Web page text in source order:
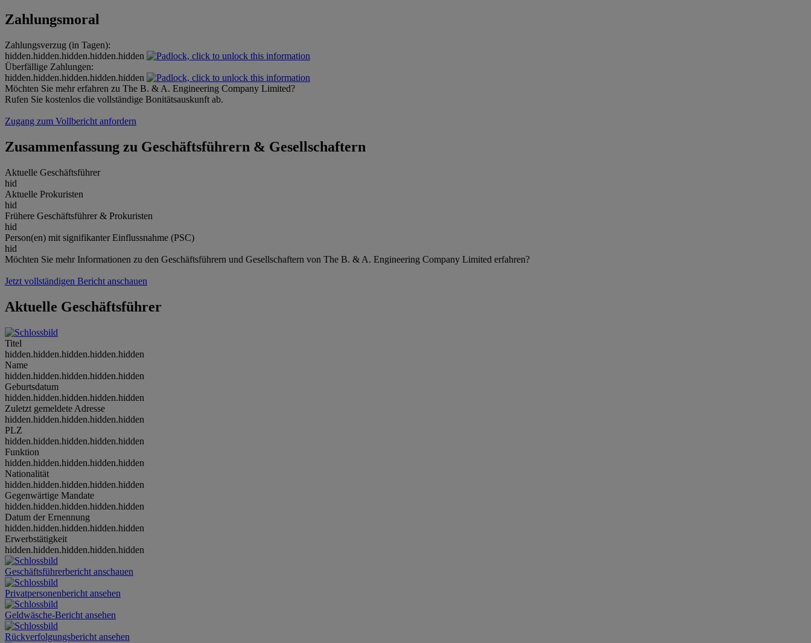
Zahlungsmoral
Zahlungsverzug (in Tagen):
hidden.hidden.hidden.hidden.hidden
Überfällige Zahlungen:
hidden.hidden.hidden.hidden.hidden
Möchten Sie mehr erfahren zu The B. & A. Engineering Company Limited?
Rufen Sie kostenlos die vollständige Bonitätsauskunft ab.
Zugang zum Vollbericht anfordern
Zusammenfassung zu Geschäftsführern & Gesellschaftern
Aktuelle Geschäftsführer
hid
Aktuelle Prokuristen
hid
Frühere Geschäftsführer & Prokuristen
hid
Person(en) mit signifikanter Einflussnahme (PSC)
hid
Möchten Sie mehr Informationen zu den Geschäftsführern und Gesellschaftern von The B. & A. Engineering Company Limited erfahren?
Jetzt vollständigen Bericht anschauen
Aktuelle Geschäftsführer
Titel
hidden.hidden.hidden.hidden.hidden
Name
hidden.hidden.hidden.hidden.hidden
Geburtsdatum
hidden.hidden.hidden.hidden.hidden
Zuletzt gemeldete Adresse
hidden.hidden.hidden.hidden.hidden
PLZ
hidden.hidden.hidden.hidden.hidden
Funktion
hidden.hidden.hidden.hidden.hidden
Nationalität
hidden.hidden.hidden.hidden.hidden
Gegenwärtige Mandate
hidden.hidden.hidden.hidden.hidden
Datum der Ernennung
hidden.hidden.hidden.hidden.hidden
Erwerbstätigkeit
hidden.hidden.hidden.hidden.hidden
Geschäftsführerbericht anschauen
Privatpersonenbericht ansehen
Geldwäsche-Bericht ansehen
Rückverfolgungsbericht ansehen